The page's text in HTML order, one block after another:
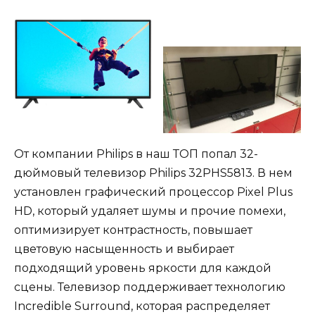
От компании Philips в наш ТОП попал 32-
дюймовый телевизор Philips 32PHS5813. В нем
установлен графический процессор Pixel Plus
HD, который удаляет шумы и прочие помехи,
оптимизирует контрастность, повышает
цветовую насыщенность и выбирает
подходящий уровень яркости для каждой
сцены. Телевизор поддерживает технологию
Incredible Surround, которая распределяет